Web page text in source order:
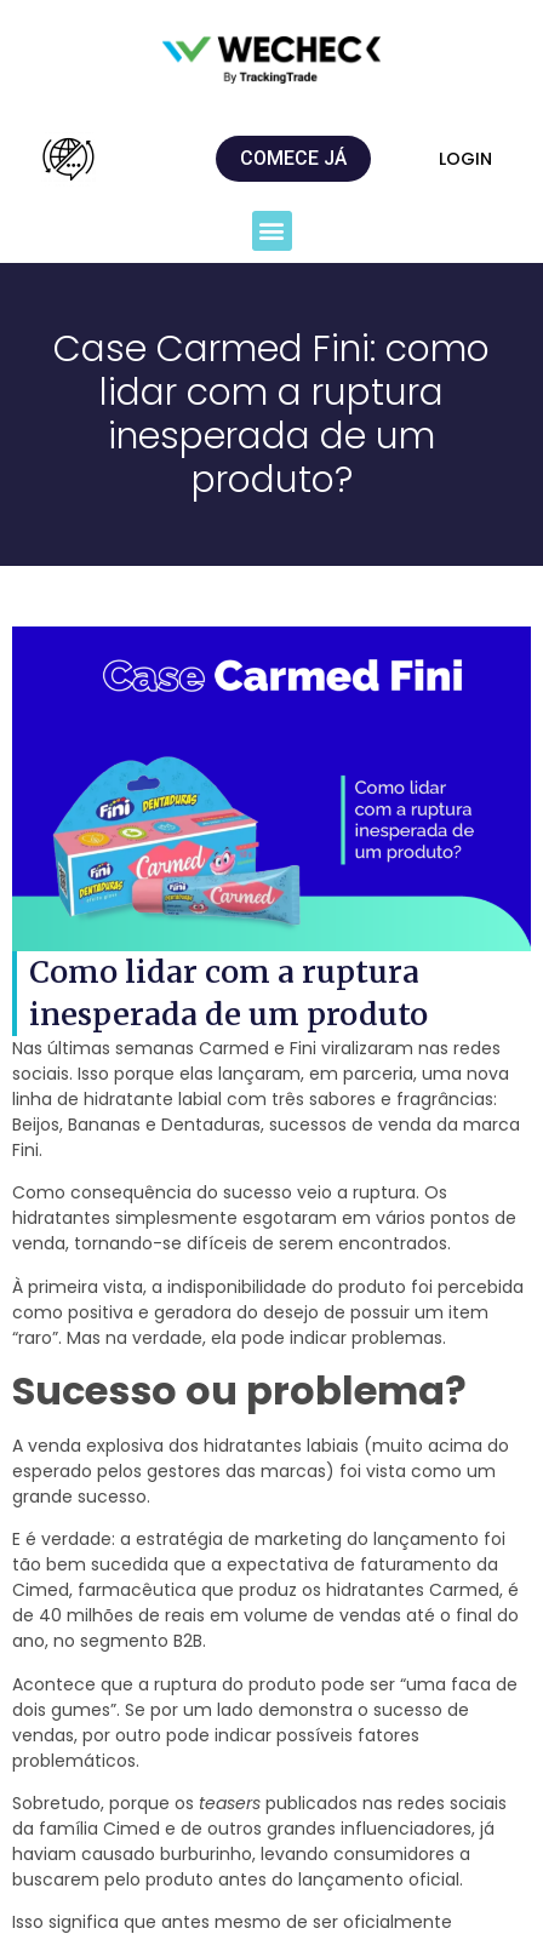
COMECE JÁ LOGIN
Case Carmed Fini: como
lidar com a ruptura
inesperada de um
produto?
Como lidar com a ruptura
inesperada de um produto
Nas últimas semanas Carmed e Fini viralizaram nas redes
sociais. Isso porque elas lançaram, em parceria, uma nova
linha de hidratante labial com três sabores e fragrâncias:
Beijos, Bananas e Dentaduras, sucessos de venda da marca
Fini.
Como consequência do sucesso veio a ruptura. Os
hidratantes simplesmente esgotaram em vários pontos de
venda, tornando-se difíceis de serem encontrados.
À primeira vista, a indisponibilidade do produto foi percebida
como positiva e geradora do desejo de possuir um item
“raro”. Mas na verdade, ela pode indicar problemas.
Sucesso ou problema?
A venda explosiva dos hidratantes labiais (muito acima do
esperado pelos gestores das marcas) foi vista como um
grande sucesso.
E é verdade: a estratégia de marketing do lançamento foi
tão bem sucedida que a expectativa de faturamento da
Cimed, farmacêutica que produz os hidratantes Carmed, é
de 40 milhões de reais em volume de vendas até o final do
ano, no segmento B2B.
Acontece que a ruptura do produto pode ser “uma faca de
dois gumes”. Se por um lado demonstra o sucesso de
vendas, por outro pode indicar possíveis fatores
problemáticos.
Sobretudo, porque os teasers publicados nas redes sociais
da família Cimed e de outros grandes influenciadores, já
haviam causado burburinho, levando consumidores a
buscarem pelo produto antes do lançamento oficial.
Isso significa que antes mesmo de ser oficialmente